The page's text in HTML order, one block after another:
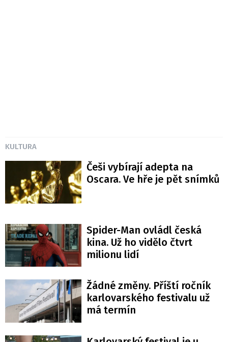
KULTURA
Češi vybírají adepta na
Oscara. Ve hře je pět snímků
Spider-Man ovládl česká
kina. Už ho vidělo čtvrt
milionu lidí
Žádné změny. Příští ročník
karlovarského festivalu už
má termín